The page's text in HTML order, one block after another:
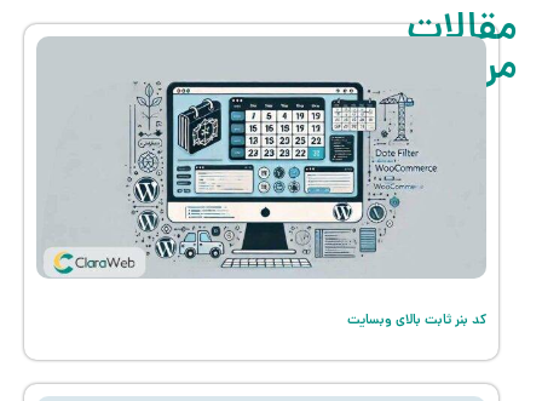
مقالات
مرتبط
کد بنر ثابت بالای وبسایت